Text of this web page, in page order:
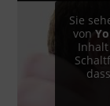
Sie
von